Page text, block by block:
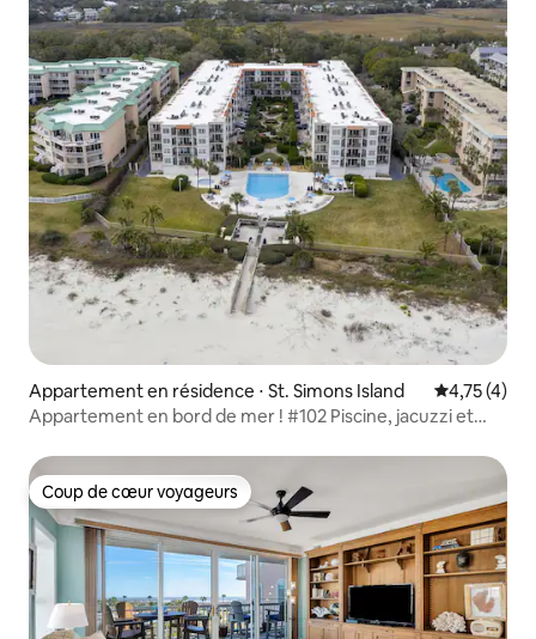
Appartement en résidence ⋅ St. Simons Island Évaluation
4,75 (4)
Appartement en bord de mer ! #102 Piscine, jacuzzi et
Coup de cœur voyageurs
Coup de cœur voyageurs